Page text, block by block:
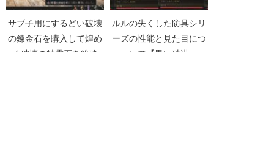
サブ子用にするどい破壊
の錬金石を購入して煌め
く破壊の精霊石を粉砕
ルルの失くした防具シリ
ーズの性能と見た目につ
いて【黒い砂漠